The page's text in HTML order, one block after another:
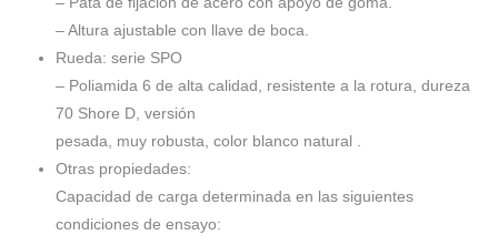
– Altura ajustable con llave de boca.
Rueda: serie SPO
– Poliamida 6 de alta calidad, resistente a la rotura, dureza
70 Shore D, versión
pesada, muy robusta, color blanco natural .
Otras propiedades:
Capacidad de carga determinada en las siguientes
condiciones de ensayo: